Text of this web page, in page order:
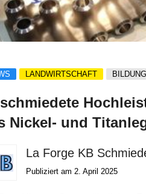
LANDWIRTSCHAFT BILDUNG
Nickel- und
La Forge KB
Publiziert am 2. April 2025